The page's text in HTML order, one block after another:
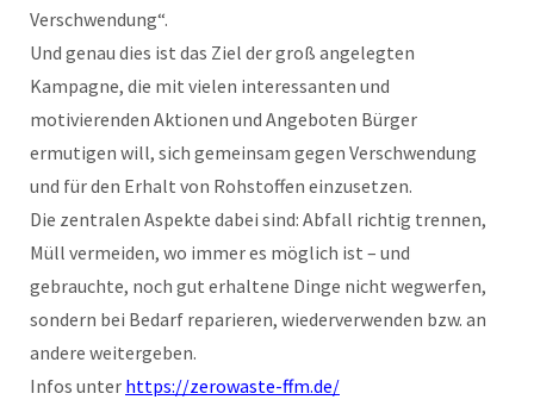
Verschwendung“.
Und genau dies ist das Ziel der groß angelegten
Kampagne, die mit vielen interessanten und
motivierenden Aktionen und Angeboten Bürger
ermutigen will, sich gemeinsam gegen Verschwendung
und für den Erhalt von Rohstoffen einzusetzen.
Die zentralen Aspekte dabei sind: Abfall richtig trennen,
Müll vermeiden, wo immer es möglich ist – und
gebrauchte, noch gut erhaltene Dinge nicht wegwerfen,
sondern bei Bedarf reparieren, wiederverwenden bzw. an
andere weitergeben.
Infos unter https://zerowaste-ffm.de/